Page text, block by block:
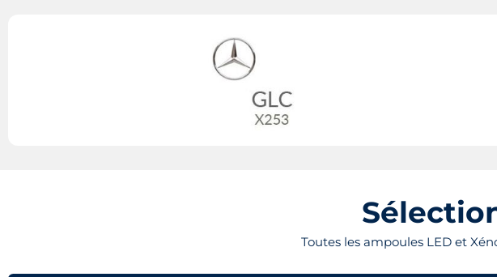
Toutes les ampoules LED et